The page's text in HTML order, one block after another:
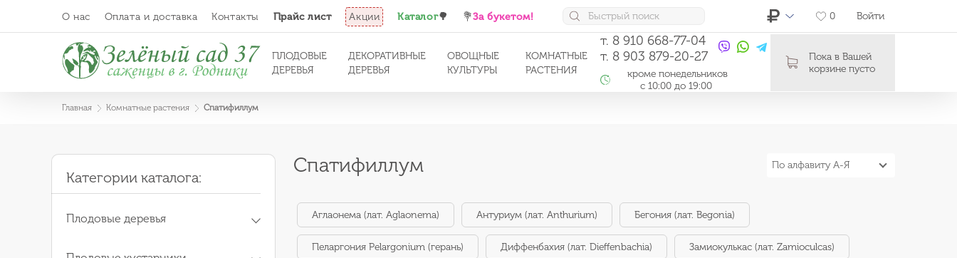
О нас Оплата и доставка Контакты Прайс лист Акции Каталог🌳 💐За букетом! 0 Войти
ПЛОДОВЫЕ
ДЕРЕВЬЯ
ДЕКОРАТИВНЫЕ
ДЕРЕВЬЯ
ОВОЩНЫЕ
КУЛЬТУРЫ
КОМНАТНЫЕ
РАСТЕНИЯ
т. 8 910 668-77-04
т. 8 903 879-20-27
кроме понедельников
с 10:00 до 19:00
Пока в Вашей
корзине пусто
Главная Комнатные растения Спатифиллум
Спатифиллум По алфавиту А-Я
Категории каталога:
Плодовые деревья Аглаонема (лат. Aglaonema) Антуриум (лат. Anthurium) Бегония (лат. Begonia)
Пеларгония Pelargonium (герань) Диффенбахия (лат. Dieffenbachia) Замиокулькас (лат. Zamioculcas)